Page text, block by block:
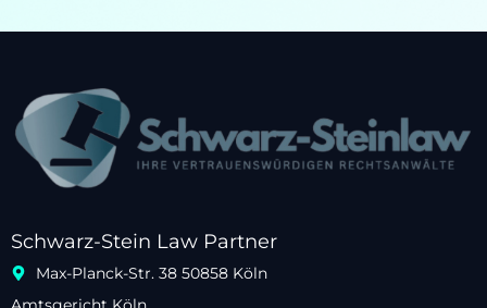
Schwarz-Stein Law Partner
Max-Planck-Str. 38 50858 Köln